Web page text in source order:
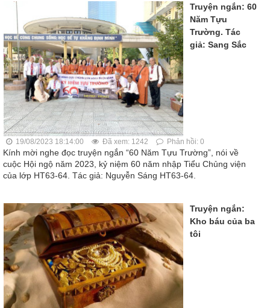
Truyện ngắn: 60
Năm Tựu
Trường. Tác
giả: Sang Sắc
19/08/2023 18:14:00 Đã xem: 1242 Phản hồi: 0
Kính mời nghe đọc truyện ngắn “60 Năm Tựu Trường”, nói về
cuộc Hội ngộ năm 2023, kỷ niệm 60 năm nhập Tiểu Chủng viện
của lớp HT63-64. Tác giả: Nguyễn Sáng HT63-64.
Truyện ngắn:
Kho báu của ba
tôi